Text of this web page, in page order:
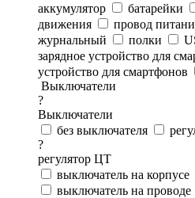
аккумулятор
батарейки
движения
провод
журнальный
полки
зарядное устройство для
устройство для смартфонов
Выключатели
?
Выключатели
без выключателя
?
регулятор ЦТ
выключатель на корпусе
выключатель на проводе